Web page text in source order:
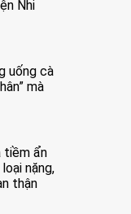
bỏ
Nhi
uống cà
mà
Việt
đang
tiềm ẩn
nặng,
thận